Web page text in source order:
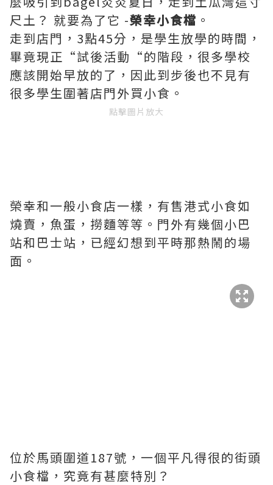
尺土？ 就要為了它 -榮幸小食檔 。
走到店門，3點45分，是學生放學的時間，
畢竟現正“試後活動“的階段，很多學校
應該開始早放的了，因此到步後也不見有
很多學生圍著店門外買小食。
點擊圖片放大
榮幸和一般小食店一樣，有售港式小食如
燒賣，魚蛋，撈麵等等。門外有幾個小巴
站和巴士站，已經幻想到平時那熱鬧的場
面。
位於馬頭圍道187號，一個平凡得很的街頭
小食檔，究竟有甚麼特別？